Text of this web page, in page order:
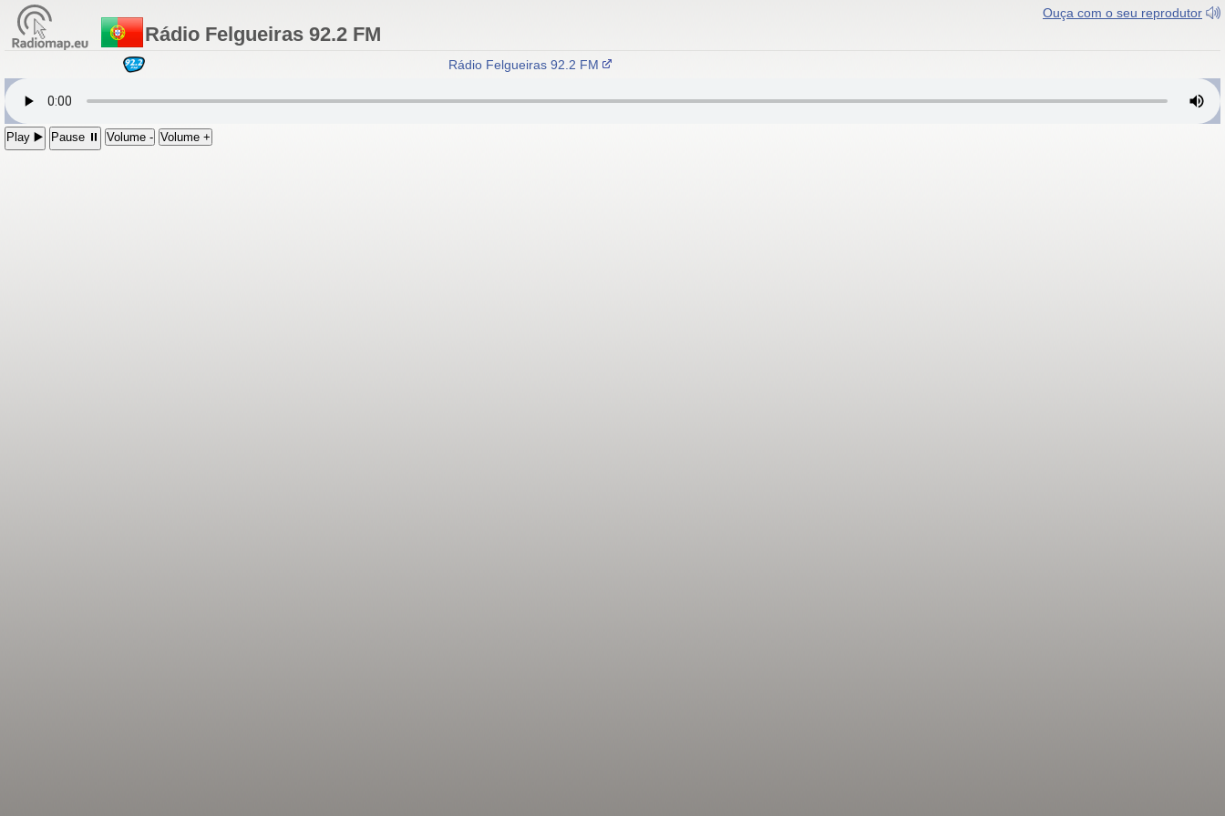
Ouça com o seu reprodutor
Rádio Felgueiras 92.2 FM
Rádio Felgueiras 92.2 FM
Play ▶️ Pause ⏸ Volume - Volume +